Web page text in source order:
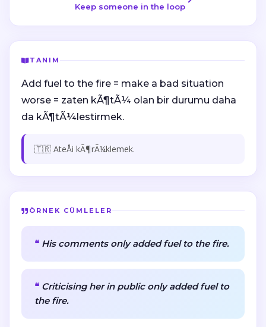
Keep someone in the loop
TANIM
Add fuel to the fire = make a bad situation
worse = zaten kÃ¶tÃ¼ olan bir durumu daha
da kÃ¶tÃ¼lestirmek.
🇹🇷 AteÅi kÃ¶rÃ¼klemek.
ÖRNEK CÜMLELER
His comments only added fuel to the fire.
Criticising her in public only added fuel to
the fire.